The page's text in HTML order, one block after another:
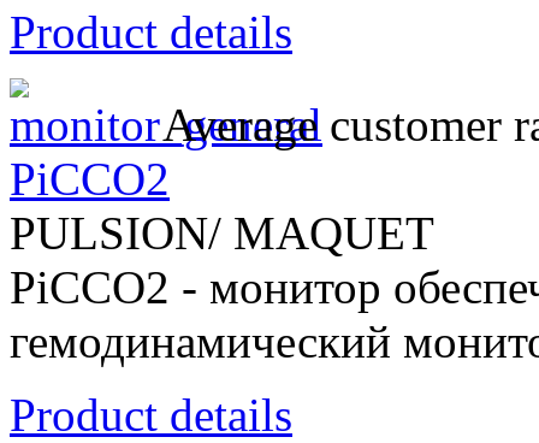
Product details
Average customer
PiCCO2
PULSION/ MAQUET
PiCCO2 - монитор
гемодинамический
Product details